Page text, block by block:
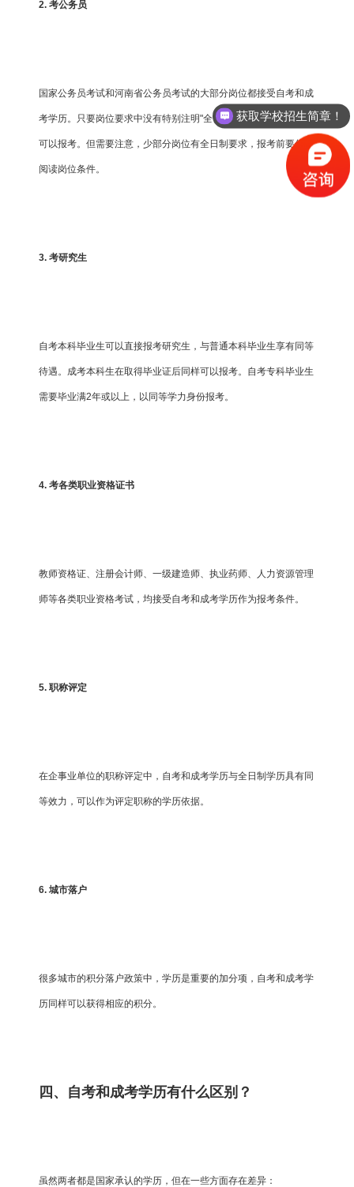
2. 考公务员
国家公务员考试和河南省公务员考试的大部分岗位都接受自考和成
考学历。只要岗位要求中没有特别注明"全日制"，自考和成考生都
可以报考。但需要注意，少部分岗位有全日制要求，报考前要仔细
阅读岗位条件。
3. 考研究生
自考本科毕业生可以直接报考研究生，与普通本科毕业生享有同等
待遇。成考本科生在取得毕业证后同样可以报考。自考专科毕业生
需要毕业满2年或以上，以同等学力身份报考。
4. 考各类职业资格证书
教师资格证、注册会计师、一级建造师、执业药师、人力资源管理
师等各类职业资格考试，均接受自考和成考学历作为报考条件。
5. 职称评定
在企事业单位的职称评定中，自考和成考学历与全日制学历具有同
等效力，可以作为评定职称的学历依据。
6. 城市落户
很多城市的积分落户政策中，学历是重要的加分项，自考和成考学
历同样可以获得相应的积分。
四、自考和成考学历有什么区别？
虽然两者都是国家承认的学历，但在一些方面存在差异：
获取学校招生简章！